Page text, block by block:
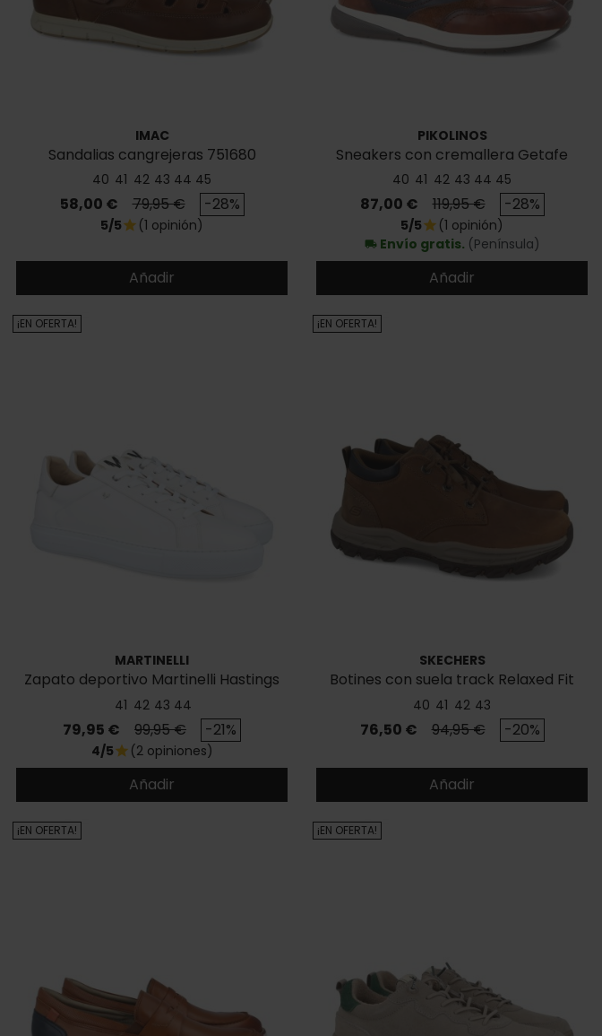
IMAC
Sandalias cangrejeras 751680
24532/009
40 41 42 43 44 45
Precio
58,00 € Precio base
79,95 € -28%
5/5star (1 opinión)
Añadir
PIKOLINOS
Sneakers con cremallera Getafe
M2B-6398C1
40 41 42 43 44 45
Precio
87,00 € Precio base
119,95 € -28%
5/5star (1 opinión)
local_shipping Envío gratis. (Península)
Añadir
MARTINELLI
Zapato deportivo Martinelli Hastings
1738-2950S
41 42 43 44
Precio
79,95 € Precio base
99,95 € -21%
¡EN OFERTA!
4/5star (2 opiniones)
Añadir
SKECHERS
Botines con suela track Relaxed Fit
40 41 42 43
Precio
76,50 € Precio base
94,95 € -20%
¡EN OFERTA!
Añadir
¡EN OFERTA! ¡EN OFERTA!